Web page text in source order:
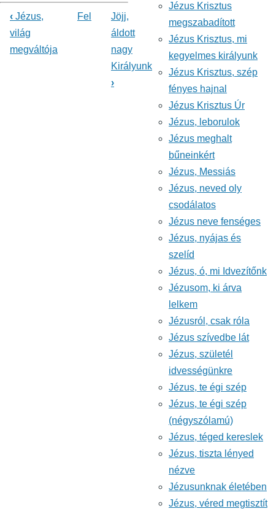
Könyv
kereszthivatkozásai
‹ Jézus,
világ
megváltója
Fel
Jöjj,
áldott
nagy
Királyunk
›
Jézus Krisztus
megszabadított
Jézus Krisztus, mi
kegyelmes királyunk
Jézus Krisztus, szép
fényes hajnal
Jézus Krisztus Úr
Jézus, leborulok
Jézus meghalt
bűneinkért
Jézus, Messiás
Jézus, neved oly
csodálatos
Jézus neve fenséges
Jézus, nyájas és
szelíd
Jézus, ó, mi Idvezítőnk
Jézusom, ki árva
lelkem
Jézusról, csak róla
Jézus szívedbe lát
Jézus, születél
idvességünkre
Jézus, te égi szép
Jézus, te égi szép
(négyszólamú)
Jézus, téged kereslek
Jézus, tiszta lényed
nézve
Jézusunknak életében
Jézus, véred megtisztít